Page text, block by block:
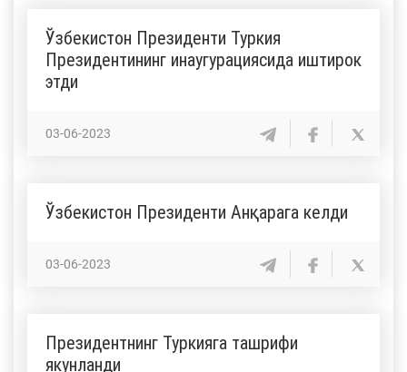
Ўзбекистон Президенти Туркия
Президентининг инаугурациясида иштирок
этди
03-06-2023
Ўзбекистон Президенти Анқарага келди
03-06-2023
Президентнинг Туркияга ташрифи
якунланди